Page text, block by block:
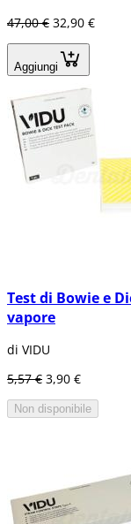
47,00 € 32,90 €
Aggiungi
Test di Bowie e
vapore
di VIDU
5,57 € 3,90 €
Non disponibile